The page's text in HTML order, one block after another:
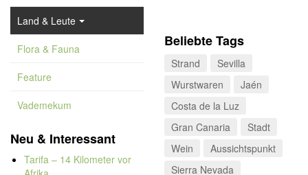
Land & Leute
Flora & Fauna
Feature
Vademekum
Neu & Interessant
Tarifa – 14 Kilometer vor
Beliebte Tags
Strand
Sevilla
Wurstwaren
Jaén
Costa de la Luz
Gran Canaria
Stadt
Wein
Aussichtspunkt
Sierra Nevada